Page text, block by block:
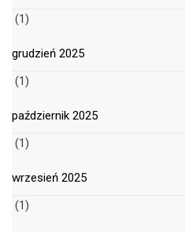
(1)
grudzień 2025
(1)
październik 2025
(1)
wrzesień 2025
(1)